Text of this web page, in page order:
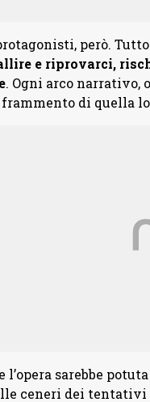
però. Tutto
e riprovarci,
. Ogni arco narrativo,
frammento di quella
l’opera sarebbe
ceneri dei